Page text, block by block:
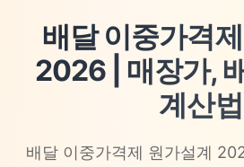
배달 이중가격
2026 | 매장가,
계산법
배달 이중가격제 원가설계